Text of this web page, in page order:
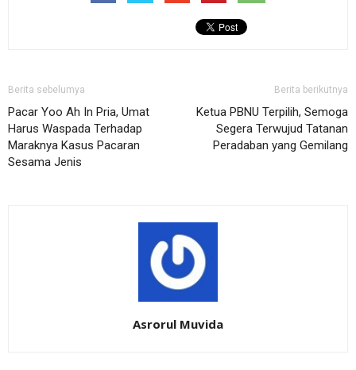
Berita sebelumya
Pacar Yoo Ah In Pria, Umat
Harus Waspada Terhadap
Maraknya Kasus Pacaran
Sesama Jenis
Berita berikutnya
Ketua PBNU Terpilih, Semoga
Segera Terwujud Tatanan
Peradaban yang Gemilang
Asrorul Muvida